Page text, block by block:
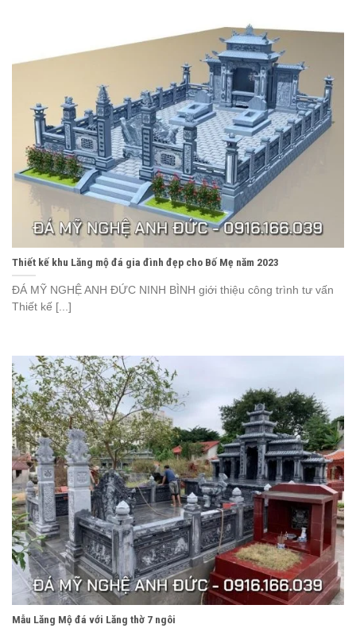
Thiết kế khu Lăng mộ đá gia đình đẹp cho Bố Mẹ năm 2023
ĐÁ MỸ NGHỆ ANH ĐỨC NINH BÌNH giới thiệu công trình tư vấn
Thiết kế [...]
Mẫu Lăng Mộ đá với Lăng thờ 7 ngôi